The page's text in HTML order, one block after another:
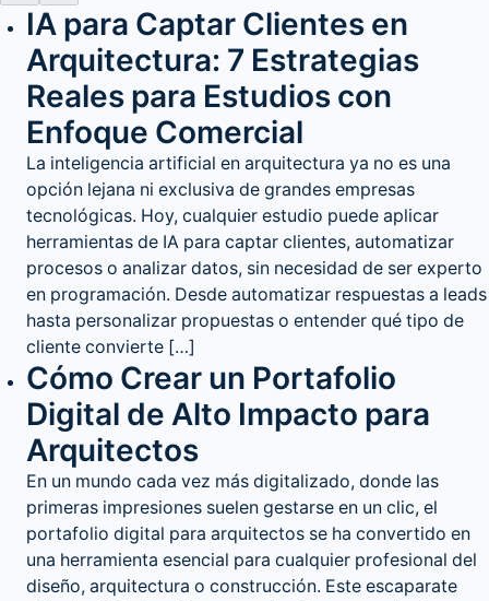
IA para Captar Clientes en
Arquitectura: 7 Estrategias
Reales para Estudios con
Enfoque Comercial
La inteligencia artificial en arquitectura ya no es una
opción lejana ni exclusiva de grandes empresas
tecnológicas. Hoy, cualquier estudio puede aplicar
herramientas de IA para captar clientes, automatizar
procesos o analizar datos, sin necesidad de ser experto
en programación. Desde automatizar respuestas a leads
hasta personalizar propuestas o entender qué tipo de
cliente convierte […]
Cómo Crear un Portafolio
Digital de Alto Impacto para
Arquitectos
En un mundo cada vez más digitalizado, donde las
primeras impresiones suelen gestarse en un clic, el
portafolio digital para arquitectos se ha convertido en
una herramienta esencial para cualquier profesional del
diseño, arquitectura o construcción. Este escaparate